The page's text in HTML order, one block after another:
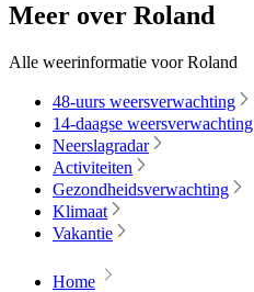
Meer over Roland
Alle weerinformatie voor Roland
48-uurs weersverwachting
14-daagse weersverwachting
Neerslagradar
Activiteiten
Gezondheidsverwachting
Klimaat
Vakantie
Home